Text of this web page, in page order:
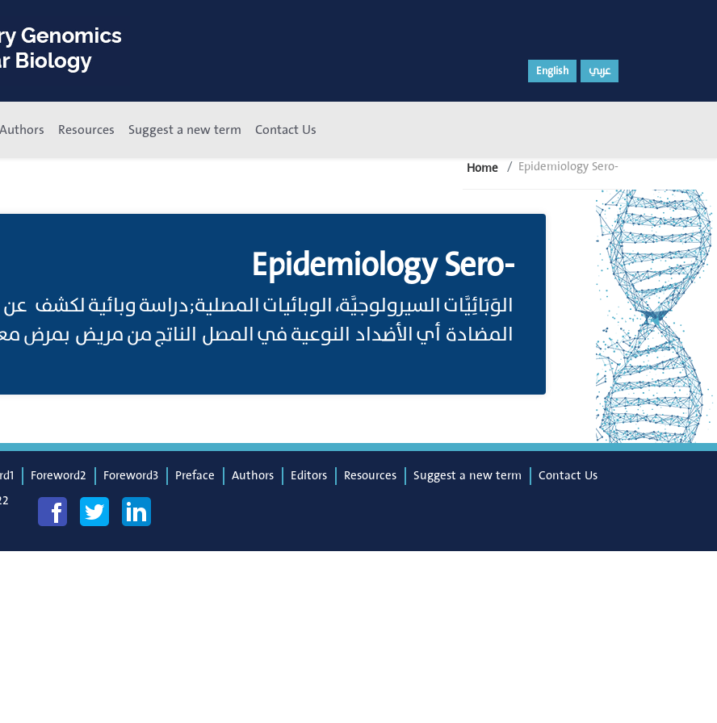
English عربي
Authors Resources Suggest a new term Contact Us
Home Epidemiology Sero-
Epidemiology Sero-
الوَبَائِيَّات السيرولوجيَّة، الوبائيات المصلية;دراسة وبائية
المضادة أي الأضداد النوعية في المصل الناتج من مريض بمرض
Foreword2 Foreword3 Preface Authors Editors Resources Suggest a new term
Contact Us